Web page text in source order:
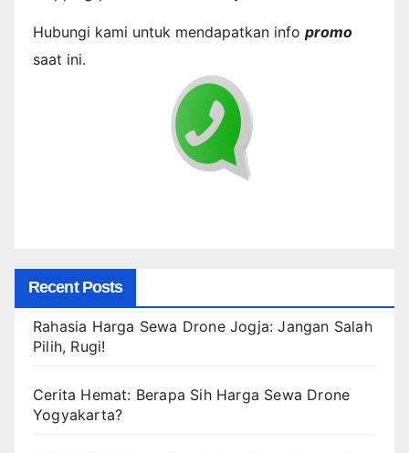
Hubungi kami untuk mendapatkan info promo
saat ini.
Recent Posts
Rahasia Harga Sewa Drone Jogja: Jangan Salah
Pilih, Rugi!
Cerita Hemat: Berapa Sih Harga Sewa Drone
Yogyakarta?